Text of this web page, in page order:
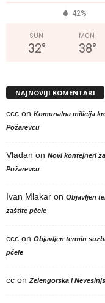
42%
SUN
32°
MON
38°
NAJNOVIJI KOMENTARI
ccc on Komunalna milicija
Požarevcu
Vladan on Novi kontejneri
Požarevcu
Ivan Mlakar on Objavljen
zaštite pčele
ccc on Objavljen termin
pčele
cc onZelengorska i